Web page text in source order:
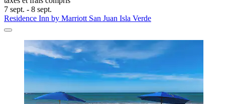
7 sept. - 8 sept.
Residence Inn by Marriott San Juan Isla Verde